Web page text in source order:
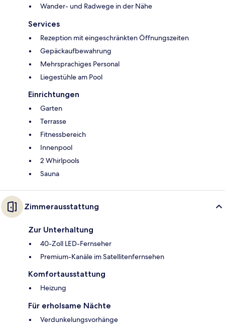
Wander- und Radwege in der Nähe
Services
Rezeption mit eingeschränkten Öffnungszeiten
Gepäckaufbewahrung
Mehrsprachiges Personal
Liegestühle am Pool
Einrichtungen
Garten
Terrasse
Fitnessbereich
Innenpool
2 Whirlpools
Sauna
Zimmerausstattung
Zur Unterhaltung
40-Zoll LED-Fernseher
Premium-Kanäle im Satellitenfernsehen
Komfortausstattung
Heizung
Für erholsame Nächte
Verdunkelungsvorhänge